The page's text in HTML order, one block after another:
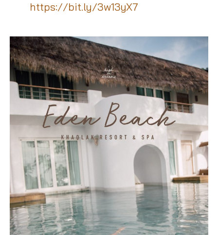
https://bit.ly/3w13yX7